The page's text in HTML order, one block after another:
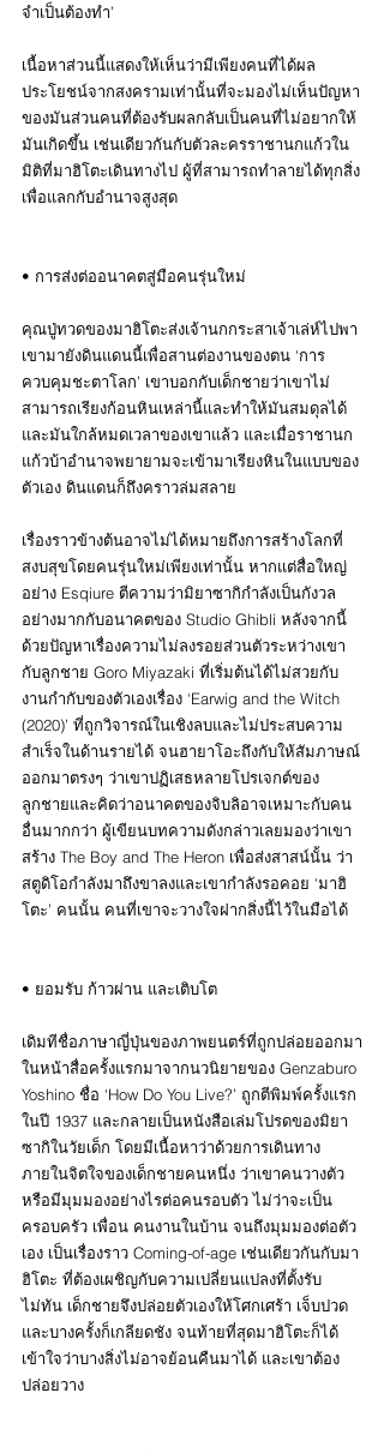
จำเป็นต้องทำ’
เนื้อหาส่วนนี้แสดงให้เห็นว่ามีเพียงคนที่ได้ผล
ประโยชน์จากสงครามเท่านั้นที่จะมองไม่เห็นปัญหา
ของมันส่วนคนที่ต้องรับผลกลับเป็นคนที่ไม่อยากให้
มันเกิดขึ้น เช่นเดียวกันกับตัวละครราชานกแก้วใน
มิติที่มาฮิโตะเดินทางไป ผู้ที่สามารถทำลายได้ทุกสิ่ง
เพื่อแลกกับอำนาจสูงสุด
• การส่งต่ออนาคตสู่มือคนรุ่นใหม่
คุณปู่ทวดของมาฮิโตะส่งเจ้านกกระสาเจ้าเล่ห์ไปพา
เขามายังดินแดนนี้เพื่อสานต่องานของตน ‘การ
ควบคุมชะตาโลก’ เขาบอกกับเด็กชายว่าเขาไม่
สามารถเรียงก้อนหินเหล่านี้และทำให้มันสมดุลได้
และมันใกล้หมดเวลาของเขาแล้ว และเมื่อราชานก
แก้วบ้าอำนาจพยายามจะเข้ามาเรียงหินในแบบของ
ตัวเอง ดินแดนก็ถึงคราวล่มสลาย
เรื่องราวข้างต้นอาจไม่ได้หมายถึงการสร้างโลกที่
สงบสุขโดยคนรุ่นใหม่เพียงเท่านั้น หากแต่สื่อใหญ่
อย่าง Esqiure ตีความว่ามิยาซากิกำลังเป็นกังวล
อย่างมากกับอนาคตของ Studio Ghibli หลังจากนี้
ด้วยปัญหาเรื่องความไม่ลงรอยส่วนตัวระหว่างเขา
กับลูกชาย Goro Miyazaki ที่เริ่มต้นได้ไม่สวยกับ
งานกำกับของตัวเองเรื่อง ‘Earwig and the Witch
(2020)’ ที่ถูกวิจารณ์ในเชิงลบและไม่ประสบความ
สำเร็จในด้านรายได้ จนฮายาโอะถึงกับให้สัมภาษณ์
ออกมาตรงๆ ว่าเขาปฏิเสธหลายโปรเจกต์ของ
ลูกชายและคิดว่าอนาคตของจิบลิอาจเหมาะกับคน
อื่นมากกว่า ผู้เขียนบทความดังกล่าวเลยมองว่าเขา
สร้าง The Boy and The Heron เพื่อส่งสาสน์นั้น ว่า
สตูดิโอกำลังมาถึงขาลงและเขากำลังรอคอย ‘มาฮิ
โตะ’ คนนั้น คนที่เขาจะวางใจฝากสิ่งนี้ไว้ในมือได้
• ยอมรับ ก้าวผ่าน และเติบโต
เดิมทีชื่อภาษาญี่ปุ่นของภาพยนตร์ที่ถูกปล่อยออกมา
ในหน้าสื่อครั้งแรกมาจากนวนิยายของ Genzaburo
Yoshino ชื่อ ‘How Do You Live?’ ถูกตีพิมพ์ครั้งแรก
ในปี 1937 และกลายเป็นหนังสือเล่มโปรดของมิยา
ซากิในวัยเด็ก โดยมีเนื้อหาว่าด้วยการเดินทาง
ภายในจิตใจของเด็กชายคนหนึ่ง ว่าเขาคนวางตัว
หรือมีมุมมองอย่างไรต่อคนรอบตัว ไม่ว่าจะเป็น
ครอบครัว เพื่อน คนงานในบ้าน จนถึงมุมมองต่อตัว
เอง เป็นเรื่องราว Coming-of-age เช่นเดียวกันกับมา
ฮิโตะ ที่ต้องเผชิญกับความเปลี่ยนแปลงที่ตั้งรับ
ไม่ทัน เด็กชายจึงปล่อยตัวเองให้โศกเศร้า เจ็บปวด
และบางครั้งก็เกลียดชัง จนท้ายที่สุดมาฮิโตะก็ได้
เข้าใจว่าบางสิ่งไม่อาจย้อนคืนมาได้ และเขาต้อง
ปล่อยวาง